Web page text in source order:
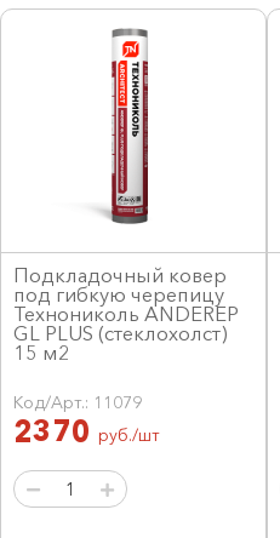
Подкладочный ковер
под гибкую черепицу
Технониколь ANDEREP
GL PLUS (стеклохолст)
15 м2
Код/Арт.: 11079
2370 руб./шт